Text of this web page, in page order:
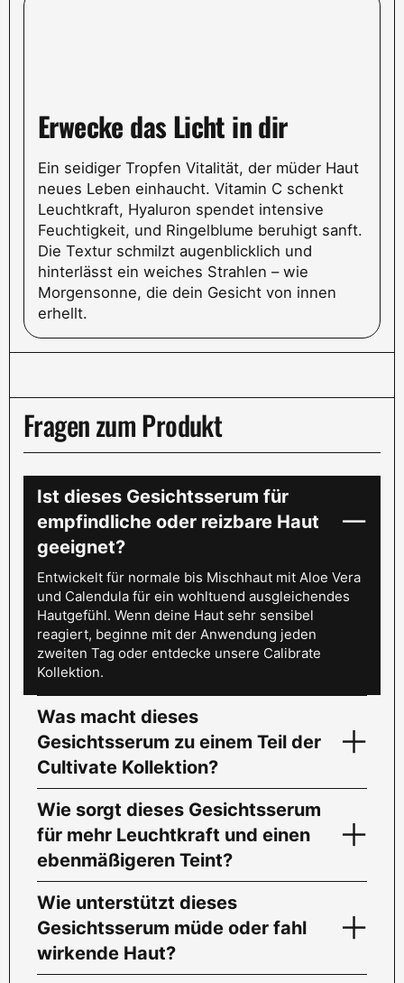
Erwecke das Licht in dir
Ein seidiger Tropfen Vitalität, der müder Haut
neues Leben einhaucht. Vitamin C schenkt
Leuchtkraft, Hyaluron spendet intensive
Feuchtigkeit, und Ringelblume beruhigt sanft.
Die Textur schmilzt augenblicklich und
hinterlässt ein weiches Strahlen – wie
Morgensonne, die dein Gesicht von innen
erhellt.
Fragen zum Produkt
Ist dieses Gesichtsserum für
empfindliche oder reizbare Haut
geeignet?
Entwickelt für normale bis Mischhaut mit Aloe Vera
und Calendula für ein wohltuend ausgleichendes
Hautgefühl. Wenn deine Haut sehr sensibel
reagiert, beginne mit der Anwendung jeden
zweiten Tag oder entdecke unsere Calibrate
Kollektion.
Was macht dieses
Gesichtsserum zu einem Teil der
Cultivate Kollektion?
Wie sorgt dieses Gesichtsserum
für mehr Leuchtkraft und einen
ebenmäßigeren Teint?
Wie unterstützt dieses
Gesichtsserum müde oder fahl
wirkende Haut?